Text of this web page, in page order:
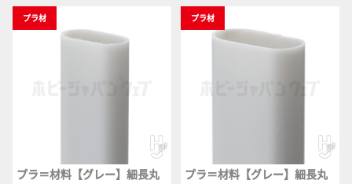
プラ材
プラ＝材料【グレー】細長丸
プラ材
プラ＝材料【グレー】細長丸